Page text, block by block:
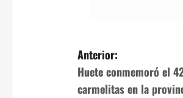
N
a
Anterior:
Huete conmemoró el
carmelitas en la